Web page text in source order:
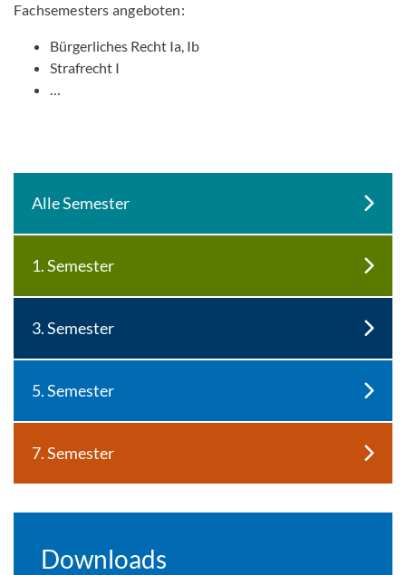
Fachsemesters angeboten:
Bürgerliches Recht Ia, Ib
Strafrecht I
…
Alle Semester
1. Semester
3. Semester
5. Semester
7. Semester
Downloads